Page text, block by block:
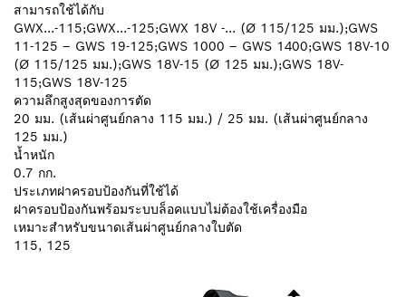
สามารถใช้ได้กับ
GWX...-115;GWX...-125;GWX 18V -... (Ø 115/125 มม.);GWS
11-125 – GWS 19-125;GWS 1000 – GWS 1400;GWS 18V-10
(Ø 115/125 มม.);GWS 18V-15 (Ø 125 มม.);GWS 18V-
115;GWS 18V-125
ความลึกสูงสุดของการตัด
20 มม. (เส้นผ่าศูนย์กลาง 115 มม.) / 25 มม. (เส้นผ่าศูนย์กลาง
125 มม.)
น้ำหนัก
0.7 กก.
ประเภทฝาครอบป้องกันที่ใช้ได้
ฝาครอบป้องกันพร้อมระบบล็อคแบบไม่ต้องใช้เครื่องมือ
เหมาะสำหรับขนาดเส้นผ่าศูนย์กลางใบตัด
115, 125